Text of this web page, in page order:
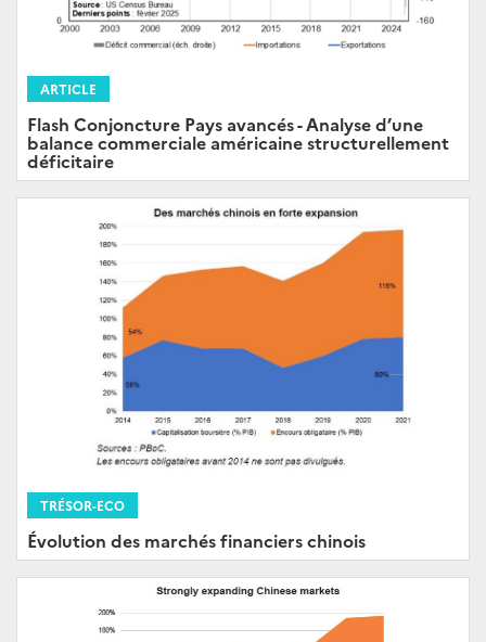
ARTICLE
Flash Conjoncture Pays avancés - Analyse d’une
balance commerciale américaine structurellement
déficitaire
TRÉSOR-ECO
Évolution des marchés financiers chinois